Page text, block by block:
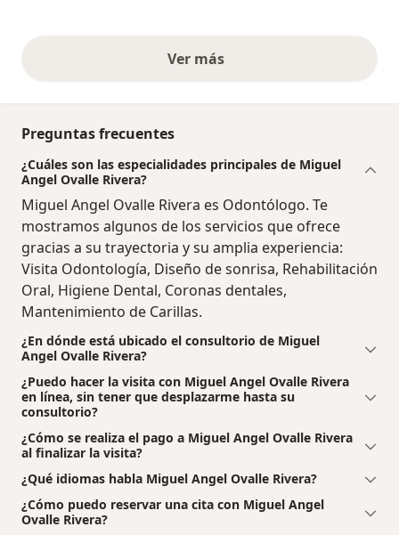
Ver másopiniones anteriores
Preguntas frecuentes
¿Cuáles son las especialidades principales de Miguel
Angel Ovalle Rivera?
Miguel Angel Ovalle Rivera es Odontólogo. Te
mostramos algunos de los servicios que ofrece
gracias a su trayectoria y su amplia experiencia:
Visita Odontología, Diseño de sonrisa, Rehabilitación
Oral, Higiene Dental, Coronas dentales,
Mantenimiento de Carillas.
¿En dónde está ubicado el consultorio de Miguel
Angel Ovalle Rivera?
¿Puedo hacer la visita con Miguel Angel Ovalle Rivera
en línea, sin tener que desplazarme hasta su
consultorio?
¿Cómo se realiza el pago a Miguel Angel Ovalle Rivera
al finalizar la visita?
¿Qué idiomas habla Miguel Angel Ovalle Rivera?
¿Cómo puedo reservar una cita con Miguel Angel
Ovalle Rivera?